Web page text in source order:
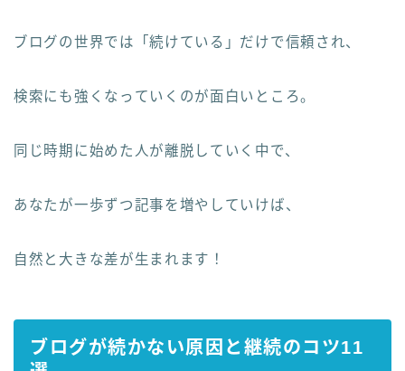
ブログの世界では「続けている」だけで信頼され、
検索にも強くなっていくのが面白いところ。
同じ時期に始めた人が離脱していく中で、
あなたが一歩ずつ記事を増やしていけば、
自然と大きな差が生まれます！
ブログが続かない原因と継続のコツ11